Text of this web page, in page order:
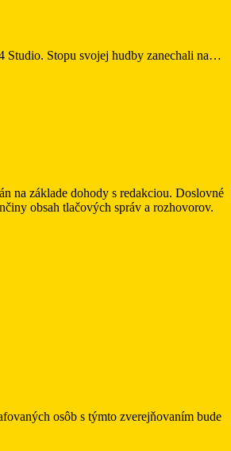
Studio. Stopu svojej hudby zanechali na…
na základe dohody s redakciou. Doslovné
obsah tlačových správ a rozhovorov.
osôb s týmto zverejňovaním bude